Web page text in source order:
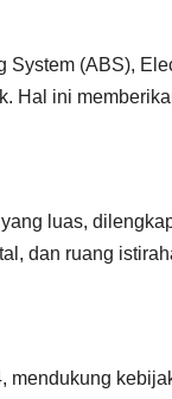
(ABS),
Hal ini
luas,
dan ruang
mendukung